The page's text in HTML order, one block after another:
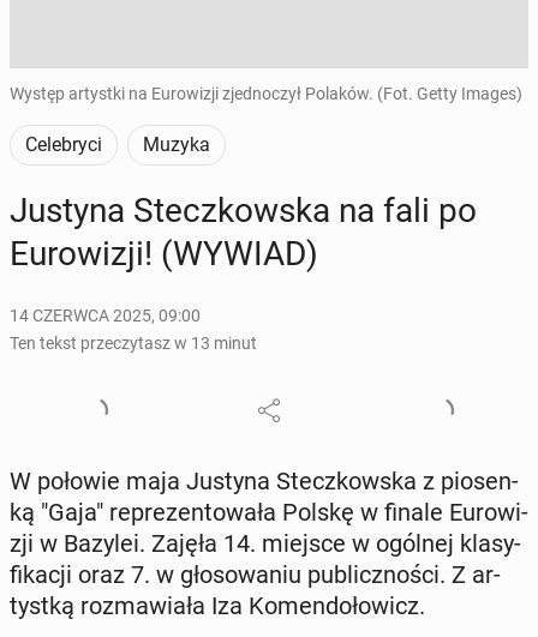
Występ artystki na Eurowizji zjednoczył Polaków. (Fot. Getty Images)
Celebryci Muzyka
Justyna Stecz­kow­ska na fali po
Eu­ro­wi­zji! (WYWIAD)
14 CZERWCA 2025, 09:00
Ten tekst przeczytasz w 13 minut
W połowie maja Justyna Stecz­kow­ska z pio­sen­
ką "Gaja" re­pre­zen­to­wa­ła Polskę w finale Eu­ro­wi­
zji w Bazylei. Zajęła 14. miejsce w ogólnej kla­sy­
fi­ka­cji oraz 7. w gło­so­wa­niu pu­blicz­no­ści. Z ar­
tyst­ką roz­ma­wia­ła Iza Ko­men­do­ło­wicz.